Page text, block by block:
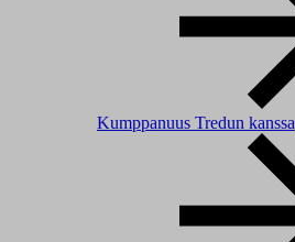
Kumppanuus Tredun kanssa